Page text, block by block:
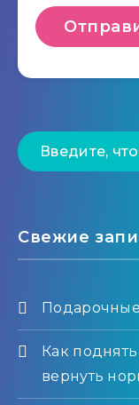
Свежие
Как
вернуть